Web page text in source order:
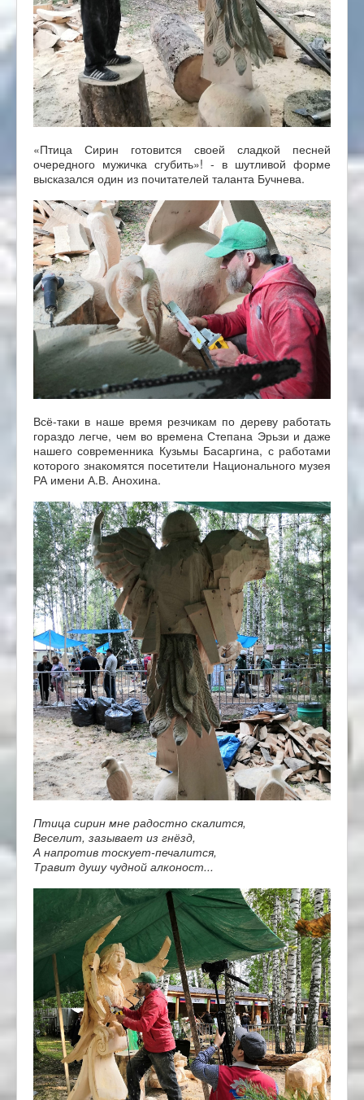
«Птица Сирин готовится своей сладкой песней
очередного мужичка сгубить»! - в шутливой форме
высказался один из почитателей таланта Бучнева.
Всё-таки в наше время резчикам по дереву работать
гораздо легче, чем во времена Степана Эрьзи и даже
нашего современника Кузьмы Басаргина, с работами
которого знакомятся посетители Национального музея
РА имени А.В. Анохина.
Птица сирин мне радостно скалится,
Веселит, зазывает из гнёзд,
А напротив тоскует-печалится,
Травит душу чудной алконост...